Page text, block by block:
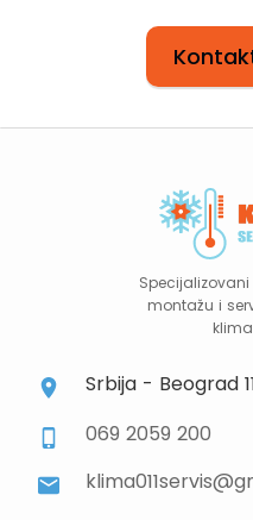
montažu i
Srbija - Beograd
069 2059 200